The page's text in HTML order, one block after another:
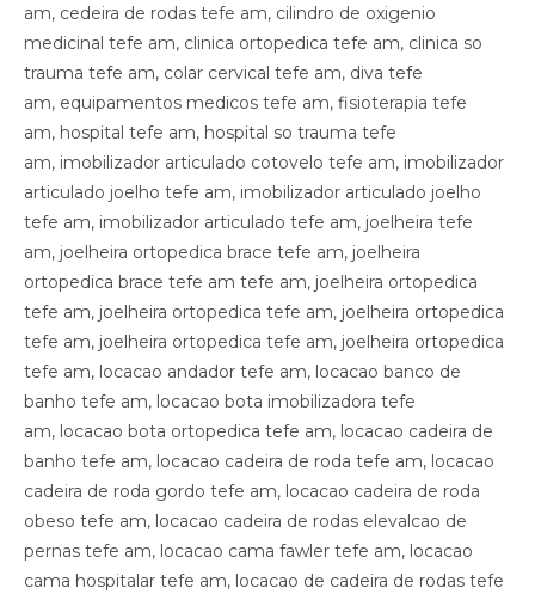
am, cedeira de rodas tefe am, cilindro de oxigenio
medicinal tefe am, clinica ortopedica tefe am, clinica so
trauma tefe am, colar cervical tefe am, diva tefe
am, equipamentos medicos tefe am, fisioterapia tefe
am, hospital tefe am, hospital so trauma tefe
am, imobilizador articulado cotovelo tefe am, imobilizador
articulado joelho tefe am, imobilizador articulado joelho
tefe am, imobilizador articulado tefe am, joelheira tefe
am, joelheira ortopedica brace tefe am, joelheira
ortopedica brace tefe am tefe am, joelheira ortopedica
tefe am, joelheira ortopedica tefe am, joelheira ortopedica
tefe am, joelheira ortopedica tefe am, joelheira ortopedica
tefe am, locacao andador tefe am, locacao banco de
banho tefe am, locacao bota imobilizadora tefe
am, locacao bota ortopedica tefe am, locacao cadeira de
banho tefe am, locacao cadeira de roda tefe am, locacao
cadeira de roda gordo tefe am, locacao cadeira de roda
obeso tefe am, locacao cadeira de rodas elevalcao de
pernas tefe am, locacao cama fawler tefe am, locacao
cama hospitalar tefe am, locacao de cadeira de rodas tefe